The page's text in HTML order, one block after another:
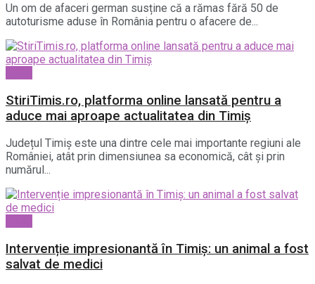
Un om de afaceri german susține că a rămas fără 50 de
autoturisme aduse în România pentru o afacere de...
StiriTimis.ro, platforma online lansată pentru a
aduce mai aproape actualitatea din Timiș
Județul Timiș este una dintre cele mai importante regiuni ale
României, atât prin dimensiunea sa economică, cât și prin
numărul...
Intervenție impresionantă în Timiș: un animal a fost
salvat de medici